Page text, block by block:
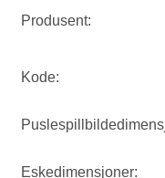
Produsent:
Kode:
Eskedimensjoner: